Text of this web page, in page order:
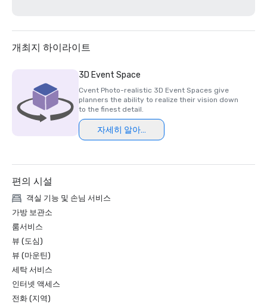
개최지 하이라이트
3D Event Space
Cvent Photo-realistic 3D Event Spaces give
planners the ability to realize their vision down
to the finest detail.
자세히 알아보기
편의 시설
객실 기능 및 손님 서비스
가방 보관소
룸서비스
뷰 (도심)
뷰 (마운틴)
세탁 서비스
인터넷 액세스
전화 (지역)